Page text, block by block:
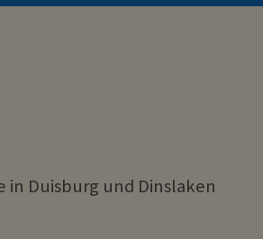
in Duisburg und Dinslaken